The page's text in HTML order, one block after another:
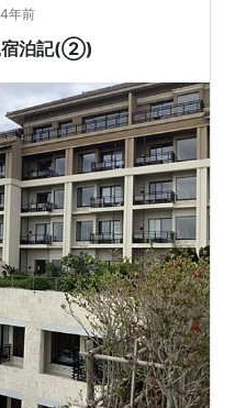
4年前
宿泊記(②)